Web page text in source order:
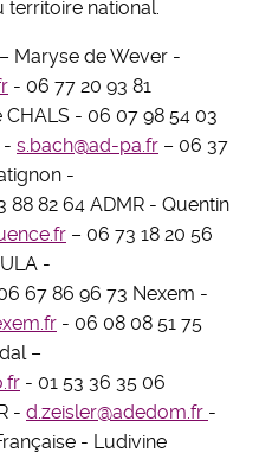
territoire national.
Maryse de Wever -
- 06 77 20 93 81
- 06 07 98 54 03
- s.bach@ad-pa.fr – 06 37
-
88 82 64 ADMR - Quentin
– 06 73 18 20 56
-
67 86 96 73 Nexem -
- 06 08 08 51 75
–
- 01 53 36 35 06
- d.zeisler@adedom.fr -
- Ludivine